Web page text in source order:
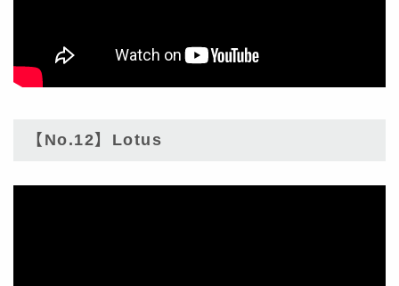
【No.12】Lotus